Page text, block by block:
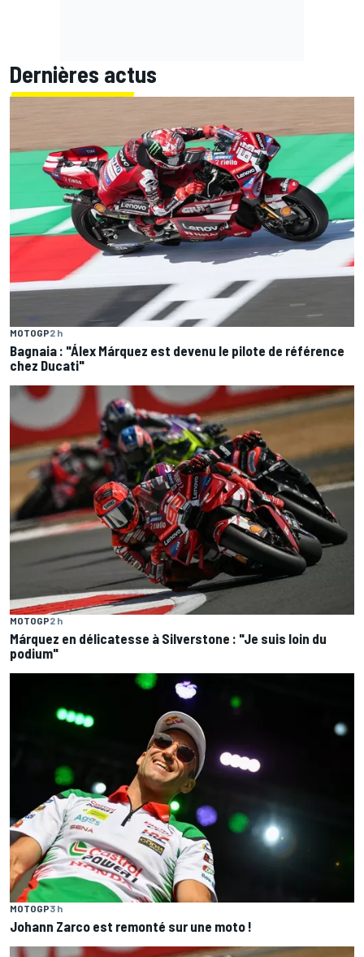
Dernières actus
MOTOGP2 h
Bagnaia : "Álex Márquez est devenu le pilote de référence
chez Ducati"
MOTOGP2 h
Márquez en délicatesse à Silverstone : "Je suis loin du
podium"
MOTOGP3 h
Johann Zarco est remonté sur une moto !